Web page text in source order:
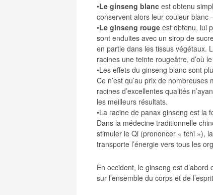
•Le ginseng blanc est obtenu
conservent alors leur couleur blanc
•Le ginseng rouge est obtenu, lui
sont enduites avec un sirop de
en partie dans les tissus végétaux.
racines une teinte rougeâtre, d’où
•Les effets du ginseng blanc sont
Ce n’est qu’au prix de
racines d’excellentes qualités
les meilleurs résultats.
•La racine de panax ginseng est la
Dans la médecine traditionnelle
stimuler le Qi (prononcer « tchi »),
transporte l’énergie vers tous les
En occident, le ginseng est
sur l’ensemble du corps et de